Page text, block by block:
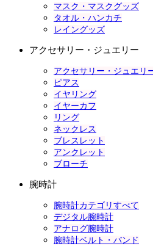
マスク・マスクグッズ
タオル・ハンカチ
レイングッズ
アクセサリー・ジュエリー
アクセサリー・ジュエリ
ピアス
イヤリング
イヤーカフ
リング
ネックレス
ブレスレット
アンクレット
ブローチ
腕時計
腕時計カテゴリすべて
デジタル腕時計
アナログ腕時計
腕時計ベルト・バンド